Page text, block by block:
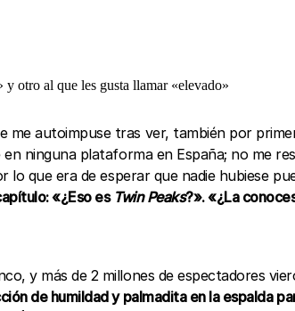
y otro al que les gusta llamar «elevado»
me autoimpuse tras ver, también por
ninguna plataforma en España; no me
que era de esperar que nadie hubiese
«¿Eso es Twin Peaks?». «¿La
y más de 2 millones de espectadores
de humildad y palmadita en la espalda